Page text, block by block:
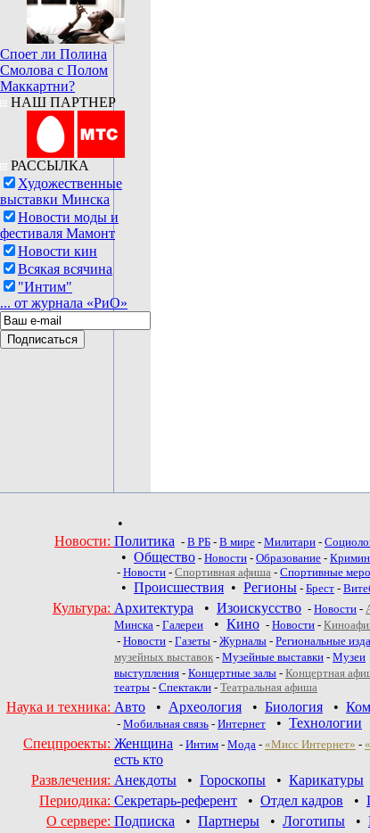
Споет ли Полина
Смолова с Полом
Маккартни?
НАШ ПАРТНЕР
РАССЫЛКА
Художественные
выставки Минска
Новости моды и
фестиваля Мамонт
Новости кин
Всякая всячина
"Интим"
... от журнала «РиО»
•
Новости: Политика - В РБ - В мире - Милитари -
• Общество - Новости - Образование -
- Новости - Спортивная афиша - Спортивные
• Происшествия • Регионы - Брест -
Культура: Архитектура • Изоискусство - Новости -
Минска - Галереи • Кино - Новости -
- Новости - Газеты - Журналы - Региональные
музейных выставок - Музейные выставки - Музеи
выступления - Концертные залы - Концертная
театры - Спектакли - Театральная афиша
Наука и техника: Авто • Археология • Биология •
- Мобильная связь - Интернет • Технологии
Спецпроекты: Женщина - Интим - Мода - «Мисс Интернет» -
есть кто
Развлечения: Анекдоты • Гороскопы • Карикатуры
Периодика: Секретарь-референт • Отдел кадров •
О сервере: Подписка • Партнеры • Логотипы •